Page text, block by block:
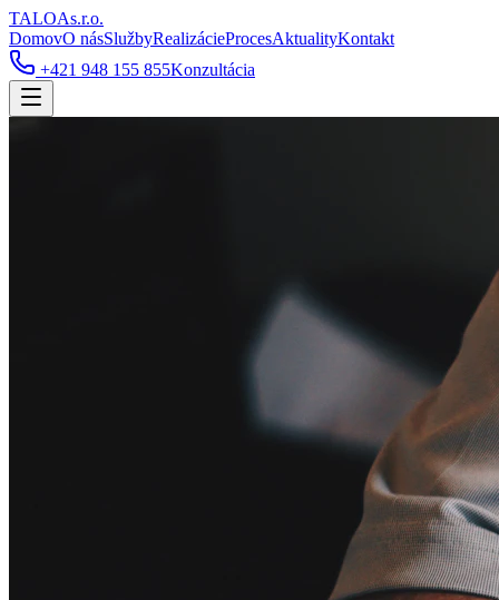
TALOAs.r.o.
DomovO násSlužbyRealizácieProcesAktualityKontakt
+421 948 155 855Konzultácia